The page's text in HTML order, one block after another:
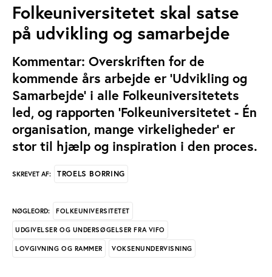
Folkeuniversitetet skal satse
på udvikling og samarbejde
Kommentar: Overskriften for de
kommende års arbejde er 'Udvikling og
Samarbejde' i alle Folkeuniversitetets
led, og rapporten 'Folkeuniversitetet - Én
organisation, mange virkeligheder' er
stor til hjælp og inspiration i den proces.
SKREVET AF: TROELS BORRING
NØGLEORD: FOLKEUNIVERSITETET
UDGIVELSER OG UNDERSØGELSER FRA VIFO
LOVGIVNING OG RAMMER VOKSENUNDERVISNING